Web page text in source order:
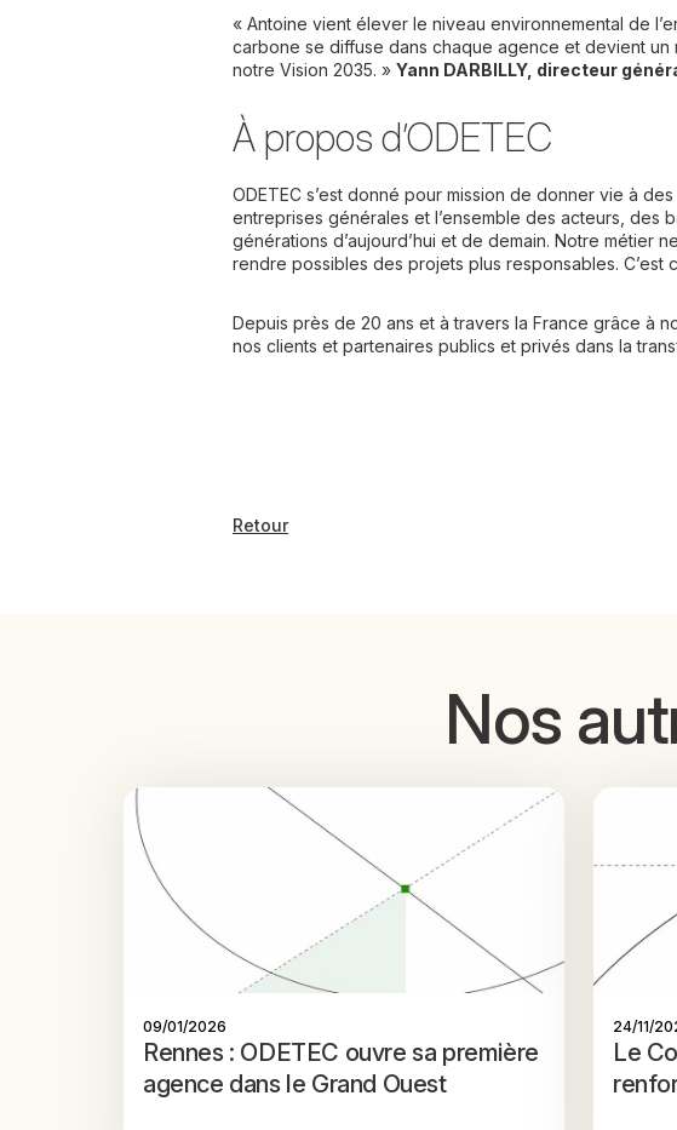
« Antoine vient élever le niveau environnemental de
carbone se diffuse dans chaque agence et devient
notre Vision 2035. » Yann DARBILLY, directeur
À propos d’ODETEC
ODETEC s’est donné pour mission de donner vie à
entreprises générales et l’ensemble des acteurs, des
générations d’aujourd’hui et de demain. Notre métier
rendre possibles des projets plus responsables.
Depuis près de 20 ans et à travers la France grâce à
nos clients et partenaires publics et privés dans la
Retour
Nos
09/01/2026
Rennes : ODETEC ouvre sa première
agence dans le Grand Ouest
24/11/
Le